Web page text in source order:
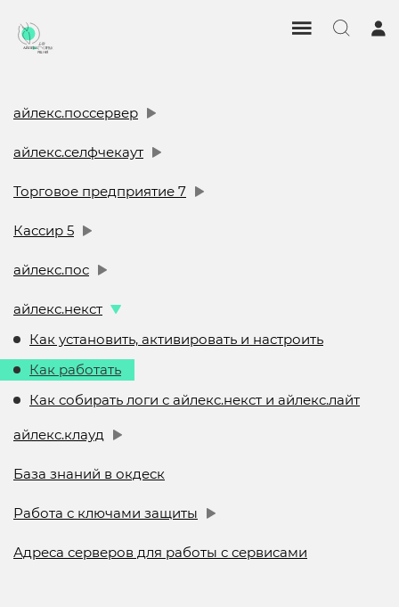
айлекс.поссервер
айлекс.селфчекаут
Торговое предприятие 7
Кассир 5
айлекс.пос
айлекс.некст
Как установить, активировать и настроить
Как работать
Как собирать логи с айлекс.некст и айлекс.лайт
айлекс.клауд
База знаний в окдеск
Работа с ключами защиты
Адреса серверов для работы с сервисами